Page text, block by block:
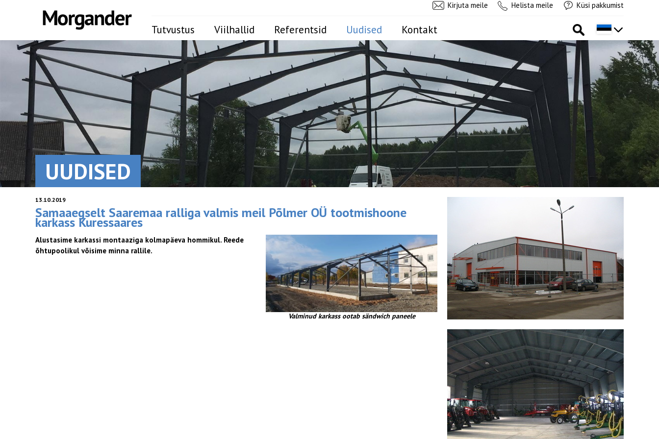
Kirjuta meile Helista meile Küsi pakkumist
Tutvustus Viilhallid Referentsid Uudised Kontakt
UUDISED
13.10.2019
Samaaegselt Saaremaa ralliga valmis meil Põlmer OÜ tootmishoone
karkass Kuressaares
Valminud karkass ootab sändwich paneele
Alustasime karkassi montaaziga kolmapäeva hommikul. Reede
õhtupoolikul võisime minna rallile.